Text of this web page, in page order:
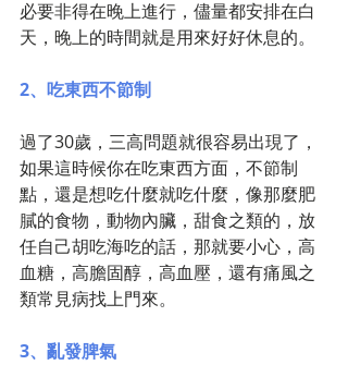
必要非得在晚上進行，儘量都安排在白
天，晚上的時間就是用來好好休息的。
2、吃東西不節制
過了30歲，三高問題就很容易出現了，
如果這時候你在吃東西方面，不節制
點，還是想吃什麼就吃什麼，像那麼肥
膩的食物，動物內臟，甜食之類的，放
任自己胡吃海吃的話，那就要小心，高
血糖，高膽固醇，高血壓，還有痛風之
類常見病找上門來。
3、亂發脾氣